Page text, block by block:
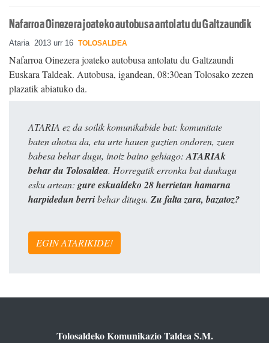
Nafarroa Oinezera joateko autobusa antolatu du Galtzaundik
Ataria 2013 urr 16 TOLOSALDEA
Nafarroa Oinezera joateko autobusa antolatu du Galtzaundi
Euskara Taldeak. Autobusa, igandean, 08:30ean Tolosako zezen
plazatik abiatuko da.
ATARIA ez da soilik komunikabide bat: komunitate
baten ahotsa da, eta urte hauen guztien ondoren, zuen
babesa behar dugu, inoiz baino gehiago: ATARIAk
behar du Tolosaldea. Horregatik erronka bat daukagu
esku artean: gure eskualdeko 28 herrietan hamarna
harpidedun berribehar ditugu. Zu falta zara, bazatoz?
EGIN ATARIKIDE!
Tolosaldeko Komunikazio Taldea S.M.